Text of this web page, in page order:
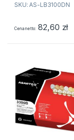
producenta drukarki.
pozwalają na...
SKU: AS-LB3100DN
Cena netto 82,60 zł